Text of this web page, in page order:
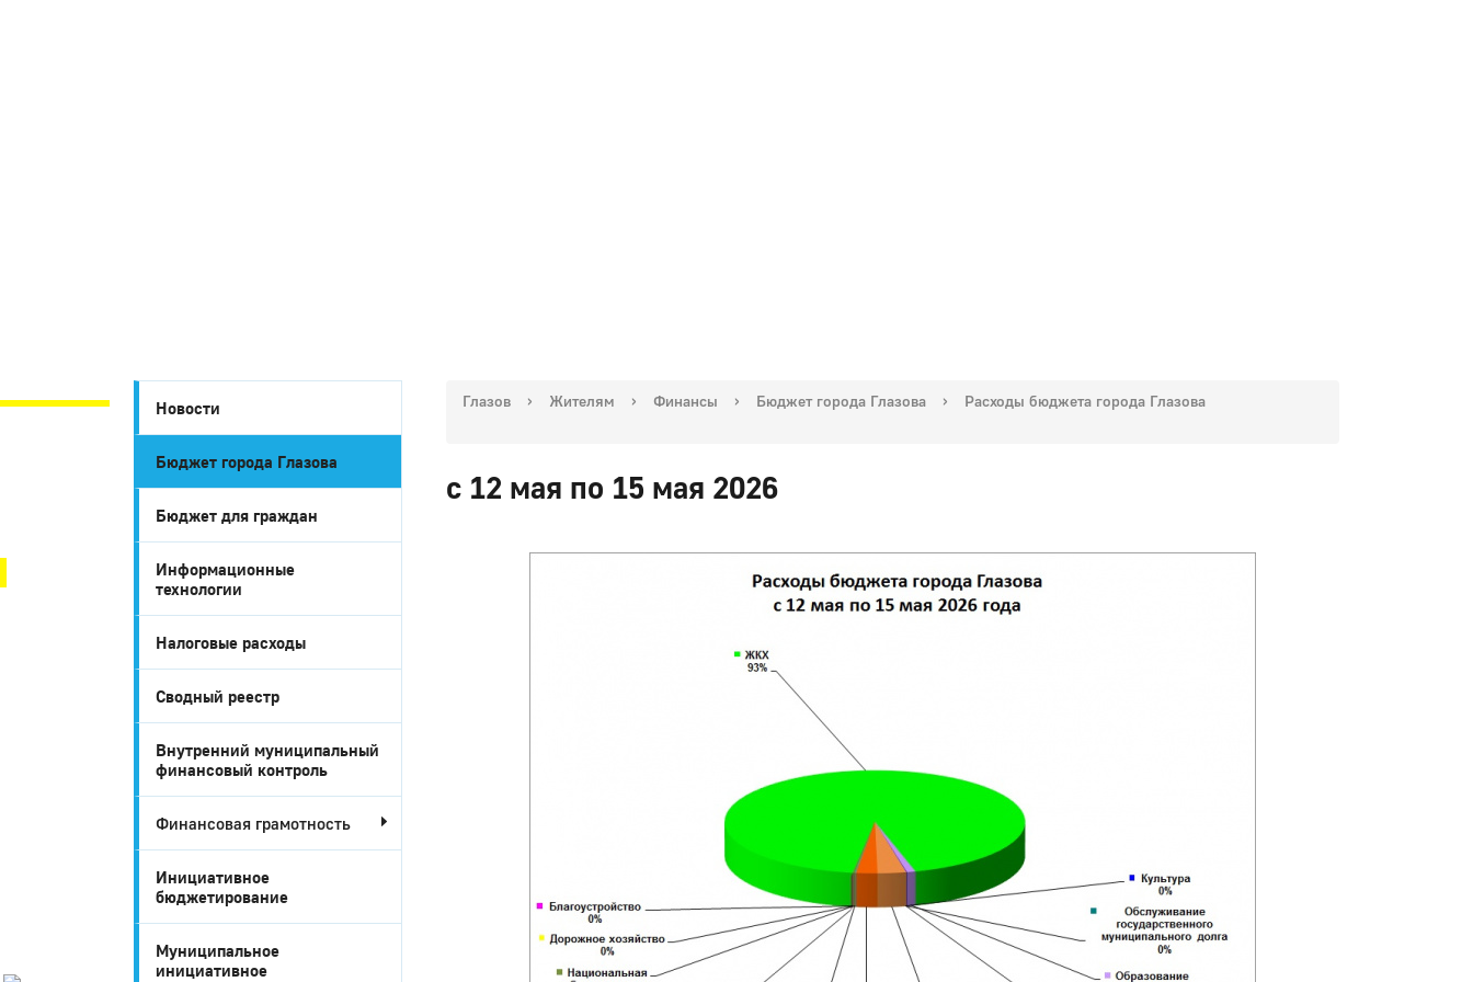
Новости
Бюджет города Глазова
Бюджет для граждан
Информационные
технологии
Налоговые расходы
Сводный реестр
Внутренний муниципальный
финансовый контроль
Финансовая грамотность
Инициативное
бюджетирование
Муниципальное
инициативное
Глазов › Жителям › Финансы › Бюджет города Глазова › Расходы бюджета города Глазова
c 12 мая по 15 мая 2026